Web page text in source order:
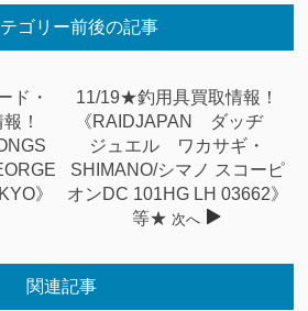
ゴリー前後の記事
ド・
！
》
11/19★釣用具買取情報！
《RAIDJAPAN ダッヂ
ジュエル ワカサギ・
SHIMANO/シマノ スコーピ
オンDC 101HG LH 03662》
等★ 次へ
関連記事